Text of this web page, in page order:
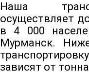
Наша
осуществляет
в 4 000
Мурманск.
зависят от